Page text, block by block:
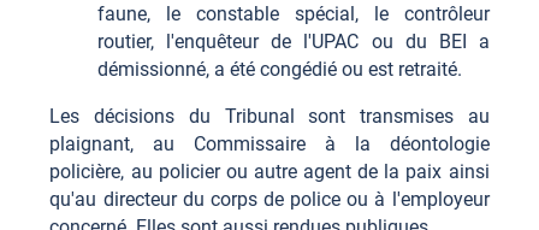
faune, le constable spécial, le contrôleur
routier, l'enquêteur de l'UPAC ou du BEI a
démissionné, a été congédié ou est retraité.
Les décisions du Tribunal sont transmises au
plaignant, au Commissaire à la déontologie
policière, au policier ou autre agent de la paix ainsi
qu'au directeur du corps de police ou à l'employeur